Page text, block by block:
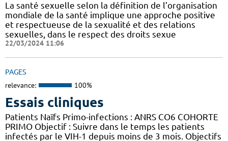
La santé sexuelle selon la définition de l’organisation
mondiale de la santé implique une approche positive
et respectueuse de la sexualité et des relations
sexuelles, dans le respect des droits sexue
22/03/2024 11:06
PAGES
relevance: 100%
Essais cliniques
Patients Naïfs Primo-infections : ANRS CO6 COHORTE
PRIMO Objectif : Suivre dans le temps les patients
infectés par le VIH-1 depuis moins de 3 mois. Objectifs